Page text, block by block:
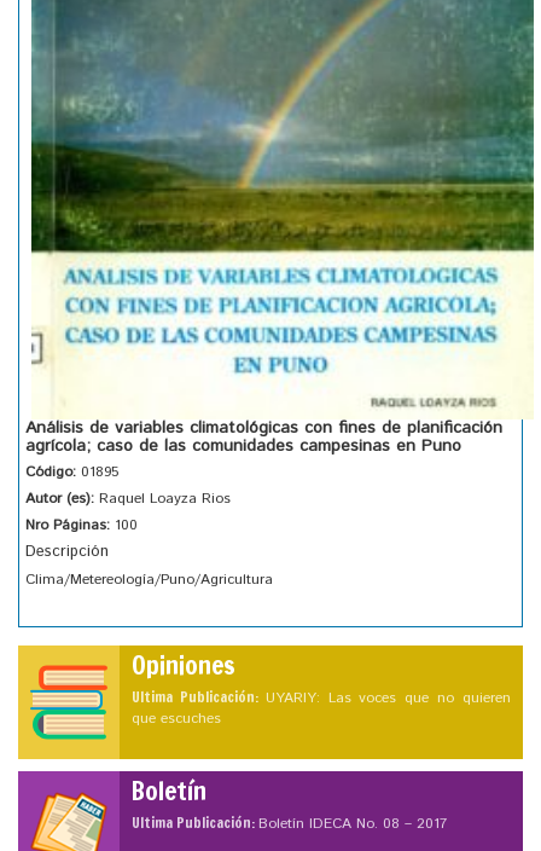
Análisis de variables climatológicas con fines de planificación
agrícola; caso de las comunidades campesinas en Puno
Código: 01895
Autor (es): Raquel Loayza Rios
Nro Páginas: 100
Descripción
Clima/Metereología/Puno/Agricultura
Opiniones
Ultima Publicación: UYARIY: Las voces que no quieren
que escuches
Boletín
Ultima Publicación:Boletín IDECA No. 08 – 2017